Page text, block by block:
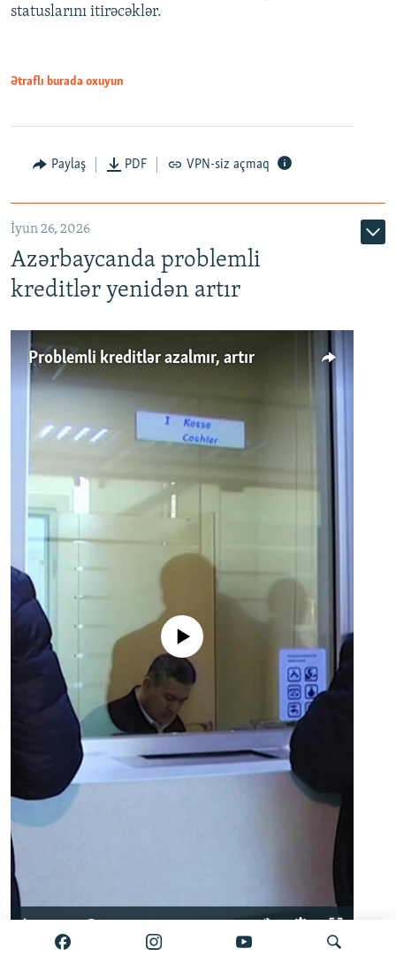
Auto 240p 360p 480p
720p 1080p
statuslarını itirəcəklər.
Ətraflı burada oxuyun
Paylaş PDF VPN-siz açmaq
İyun 26, 2026
Azərbaycanda problemli
kreditlər yenidən artır
Problemli kreditlər azalmır, artır
No media source currently available
Auto